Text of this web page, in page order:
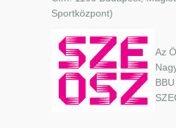
Sportközpont)
Az